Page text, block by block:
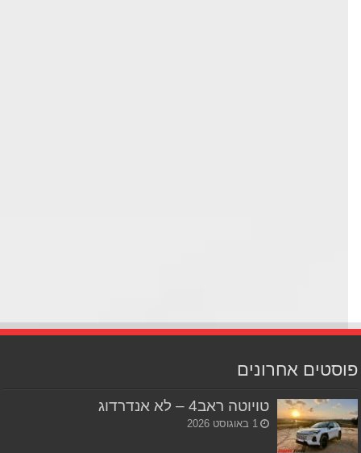
אחרונים
טויוטה ראב4 – לא אנדרדוג
1 באוגוסט 2026